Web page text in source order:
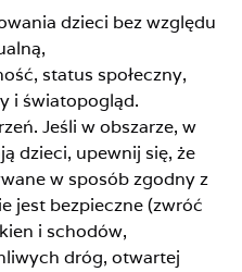
dzieci bez względu
status społeczny,
i światopogląd.
Jeśli w obszarze, w
dzieci, upewnij się, że
w sposób zgodny z
jest bezpieczne (zwróć
i schodów,
dróg, otwartej